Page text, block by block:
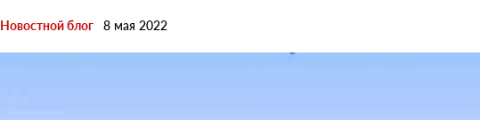
Новостной блог 8 мая 2022